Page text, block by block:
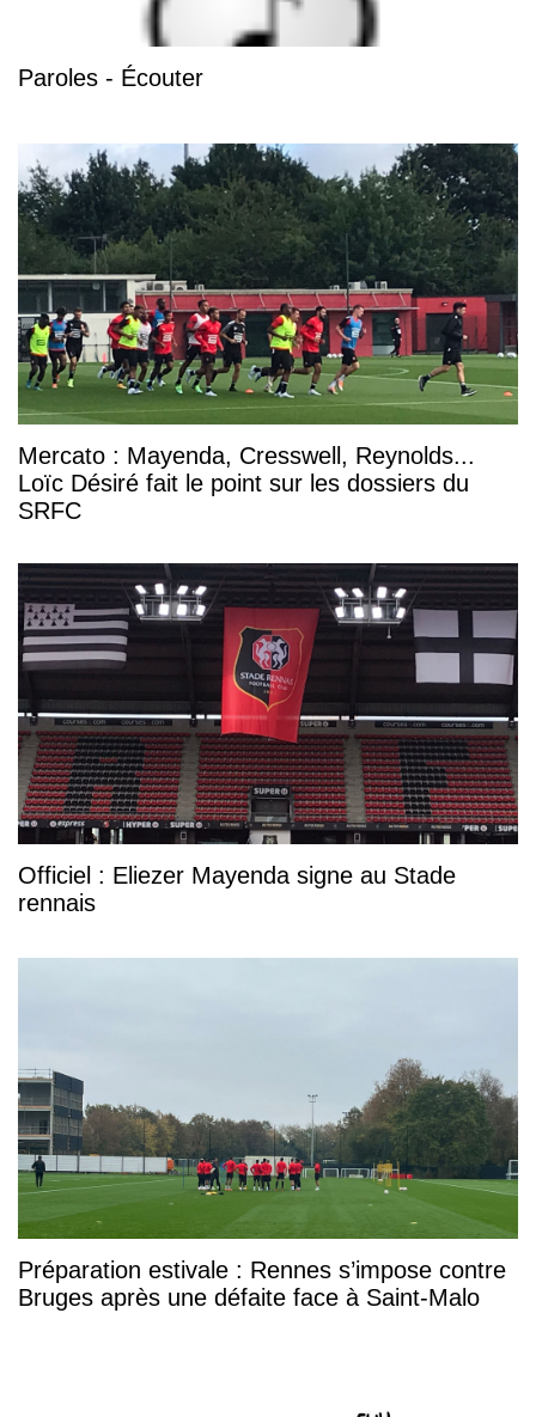
Paroles - Écouter
Mercato : Mayenda, Cresswell, Reynolds...
Loïc Désiré fait le point sur les dossiers du
SRFC
Officiel : Eliezer Mayenda signe au Stade
rennais
Préparation estivale : Rennes s’impose contre
Bruges après une défaite face à Saint-Malo